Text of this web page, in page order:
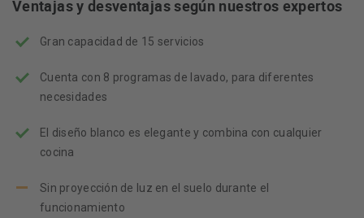
herramienta
ahorro
Youreko.
Ventajas y desventajas según nuestros expertos
Gran capacidad de 15 servicios
Cuenta con 8 programas de lavado, para diferentes
necesidades
El diseño blanco es elegante y combina con cualquier
cocina
Sin proyección de luz en el suelo durante el
funcionamiento